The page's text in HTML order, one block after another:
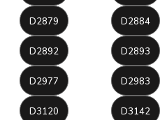
D2879 D2884
D2892 D2893
D2977 D2983
D3120 D3142